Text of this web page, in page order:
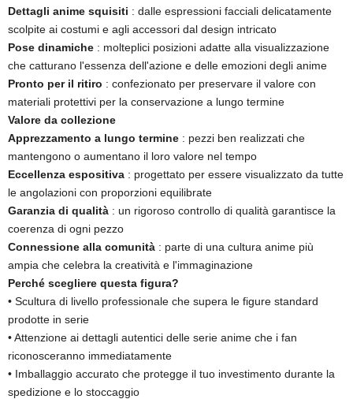
Dettagli anime squisiti : dalle espressioni facciali delicatamente
scolpite ai costumi e agli accessori dal design intricato
Pose dinamiche ​ ​: molteplici posizioni adatte alla visualizzazione
che catturano l'essenza dell'azione e delle emozioni degli anime
Pronto per il ritiro : confezionato per preservare il valore con
materiali protettivi per la conservazione a lungo termine
Valore da collezione
Apprezzamento a lungo termine : pezzi ben realizzati che
mantengono o aumentano il loro valore nel tempo
Eccellenza espositiva ​ ​: progettato per essere visualizzato da tutte
le angolazioni con proporzioni equilibrate
Garanzia di qualità : un rigoroso controllo di qualità garantisce la
coerenza di ogni pezzo
Connessione alla comunità ​ ​: parte di una cultura anime più
ampia che celebra la creatività e l'immaginazione
Perché scegliere questa figura?
• Scultura di livello professionale che supera le figure standard
prodotte in serie
• Attenzione ai dettagli autentici delle serie anime che i fan
riconosceranno immediatamente
• Imballaggio accurato che protegge il tuo investimento durante la
spedizione e lo stoccaggio